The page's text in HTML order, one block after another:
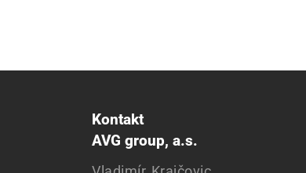
Kontakt
AVG group, a.s.